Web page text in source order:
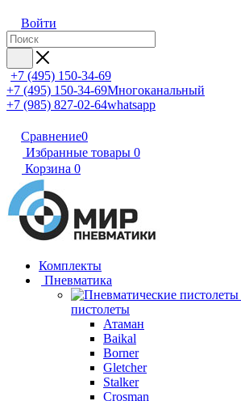
Войти
+7 (495) 150-34-69
+7 (495) 150-34-69Многоканальный
+7 (985) 827-02-64whatsapp
Сравнение0
Избранные товары 0
Корзина 0
Комплекты
Пневматика
пистолеты
Атаман
Baikal
Borner
Gletcher
Stalker
Crosman